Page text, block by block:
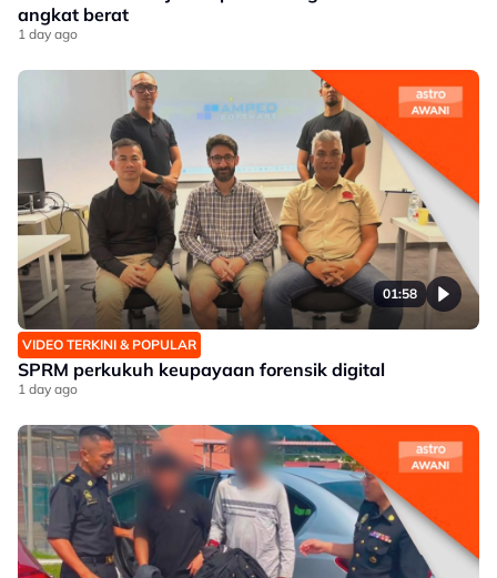
angkat berat
1 day ago
01:58
VIDEO TERKINI & POPULAR
SPRM perkukuh keupayaan forensik digital
1 day ago